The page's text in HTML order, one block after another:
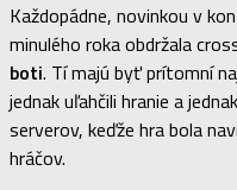
Každopádne, novinkou v
minulého roka obdržala
boti. Tí majú byť prítomní
jednak uľahčili hranie a
serverov, keďže hra bola
hráčov.